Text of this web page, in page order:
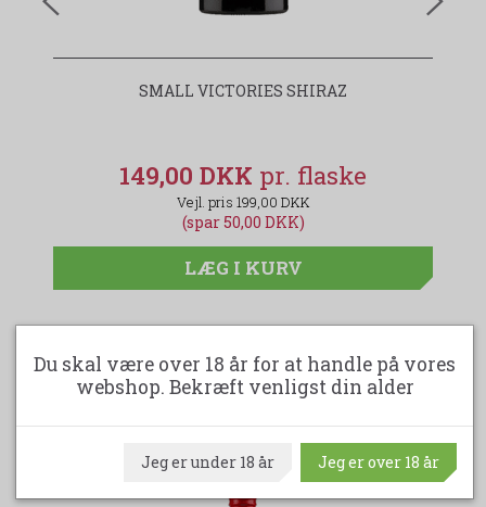
SMALL VICTORIES SHIRAZ
149,00 DKK
199,00 DKK
(spar 50,00 DKK)
LÆG I KURV
Filtre
Du skal være over 18 år for at handle på vores
webshop. Bekræft venligst din alder
Jeg er under 18 år Jeg er over 18 år